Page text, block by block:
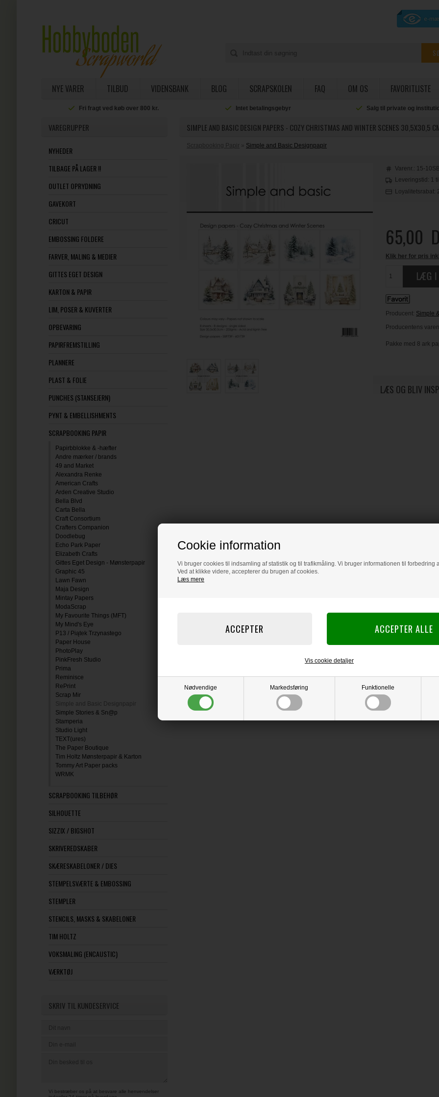
Cookie information
Vi bruger cookies til indsamling af statistik og til trafikmåling. Vi bruger informationen til forbedring
Ved at klikke videre, accepterer du brugen af cookies.
Læs mere
Nødvendige Markedsføring Funktionelle
Vis cookie detaljer
NYE VARER TILBUD VIDENSBANK BLOG SCRAPSKOLEN FAQ OM OS FAVORITLISTE
Fri fragt ved køb over 800 kr. Intet betalingsgebyr Salg til private og
VAREGRUPPER
NYHEDER
TILBAGE PÅ LAGER !!
OUTLET OPRYDNING
GAVEKORT
CRICUT
EMBOSSING FOLDERE
FARVER, MALING & MEDIER
GITTES EGET DESIGN
KARTON & PAPIR
LIM, POSER & KUVERTER
OPBEVARING
PAPIRFREMSTILLING
PLANNERE
PLAST & FOLIE
PUNCHES (STANSEJERN)
PYNT & EMBELLISHMENTS
SCRAPBOOKING PAPIR
Papirbblokke & -hæfter
Andre mærker / brands
49 and Market
Alexandra Renke
American Crafts
Arden Creative Studio
Bella Blvd
Carta Bella
Craft Consortium
Crafters Companion
Doodlebug
Echo Park Paper
Elizabeth Crafts
Gittes Eget Design - Mønsterpapir
Graphic 45
Lawn Fawn
Maja Design
Mintay Papers
ModaScrap
My Favourite Things (MFT)
My Mind's Eye
P13 / Piątek Trzynastego
Paper House
PhotoPlay
PinkFresh Studio
Prima
Reminisce
RePrint
Scrap Mir
Simple and Basic Designpapir
Simple Stories & Sn@p
Stamperia
Studio Light
TEXT(ures)
The Paper Boutique
Tim Holtz Mønsterpapir & Karton
Tommy Art Paper packs
WRMK
SCRAPBOOKING TILBEHØR
SILHOUETTE
SIZZIX / BIGSHOT
SKRIVEREDSKABER
SKÆRESKABELONER / DIES
STEMPELSVÆRTE & EMBOSSING
STEMPLER
STENCILS, MASKS & SKABELONER
TIM HOLTZ
VOKSMALING (ENCAUSTIC)
VÆRKTØJ
SKRIV TIL KUNDESERVICE
Vi bestræber os på at besvare alle henvendelser
SIMPLE AND BASIC DESIGN PAPERS - COZY CHRISTMAS AND WINTER SCENES 30,5X30,5
Scrapbooking Papir » Simple and Basic Designpapir
Varenr.: 15-
Leveringstid: 1
Loyalitetsrabat:
65,00
Klik her for pris
Producent: Simple
Producentens
Pakke med 8 ark
LÆS OG BLIV